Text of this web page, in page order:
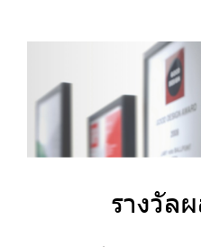
รางวั